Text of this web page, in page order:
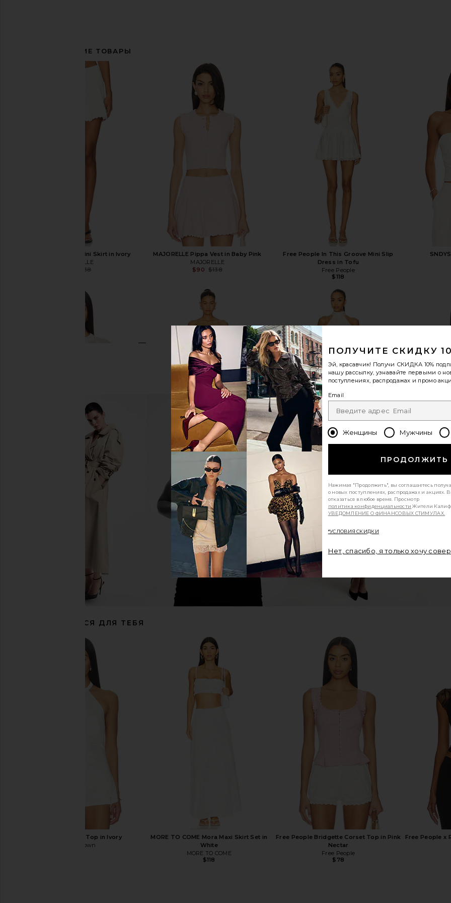
СОПУТСТВУЮЩИЕ ТОВАРЫ
MAJORELLE Pippa Mini Skirt in Ivory
MAJORELLE
$138
MAJORELLE Pippa Vest in Baby Pink
MAJORELLE
$90 $138
Free People In This Groove Mini Slip
Dress in Tofu
Free People
$118
With Jean Belinda Top in White Lace
Charo Ruiz Ibiza Marlene Short Dress in
White Botanic
Charo Ruiz Ibiza
$483
MORE TO COME Kai Mini Dress in Cream
MORE TO COME
$88
LSPACE
MORE TO COME Neve Mini Dress in
MAJORELLE Ann Mini Dress in Ivory
MAJORELLE
$178
LIONESS
показать больше
РЕКОМЕНДУЕТСЯ ДЛЯ ТЕБЯ
superdown Clo Top in Ivory
superdown
MORE TO COME Mora Maxi Skirt Set in
White
MORE TO COME
$118
Free People Bridgette Corset Top in Pink
Nectar
Free People
$78
Free People x
ПОЛУЧИТЕ СКИДКУ
Эй, красавчик! Получи СКИДКА 10%
нашу рассылку, узнавайте первыми о
поступлениях, распродажах и промо
Email
Женщины Мужчины
ПРОДОЛЖИТЬ
Нажимая "Продолжить", вы соглашаетесь
о новых поступлениях, распродажах и акциях.
отказаться в любое время. Просмотр
политика конфиденциальности Жители
УВЕДОМЛЕНИЕ О ФИНАНСОВЫХ СТИМУЛАХ.
*УСЛОВИЯ СКИДКИ
Нет, спасибо, я только хочу